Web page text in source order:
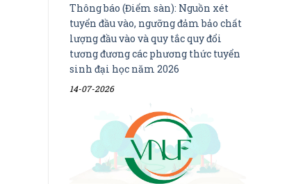
Thông báo (Điểm sàn): Nguồn xét
tuyển đầu vào, ngưỡng đảm bảo chất
lượng đầu vào và quy tắc quy đổi
tương đương các phương thức tuyển
sinh đại học năm 2026
14-07-2026